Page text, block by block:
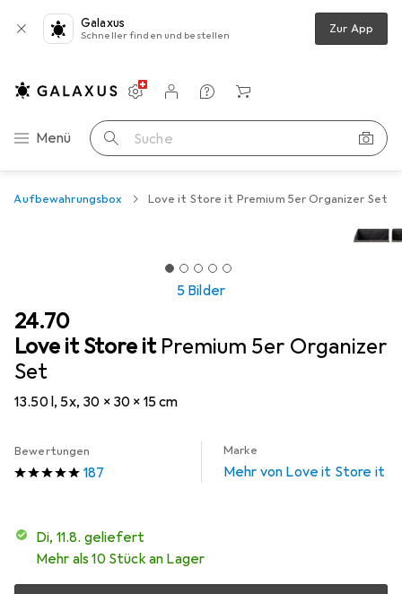
Galaxus
Schneller finden und bestellen Zur App
Navigation nach Kategorien
Menü Suche
Einstellungen
Kundenkonto
Vergleichslisten
Merklisten
Warenkorb
Aufbewahrungsbox Love it Store it Premium 5er Organizer Set
5 Bilder
Love it Store it Premium 5er Organizer
Set
13.50 l, 5x, 30 x 30 x 15 cm
CHF
24.70
187
Bewertungen Marke
Mehr von Love it Store it
Di, 11.8. geliefert
Mehr als 10 Stück an Lager